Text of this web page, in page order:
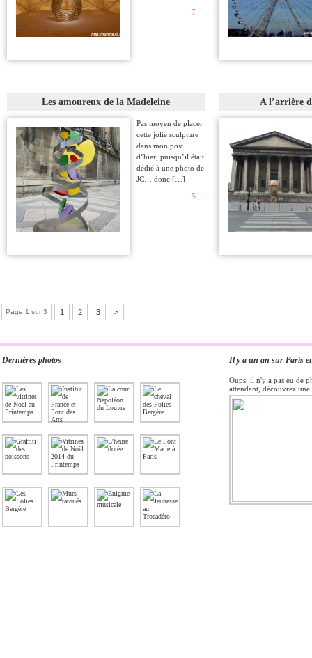
7
Les amoureux de la Madeleine
Pas moyen de placer
cette jolie sculpture
dans mon post
d’hier, puisqu’il était
dédié à une photo de
JC… donc […]
5
A l’arrière
Page 1 sur 3 1 2 3 >
Dernières photos Il y a un an sur Paris
Oups, il n'y a pas eu de
attendant, découvrez